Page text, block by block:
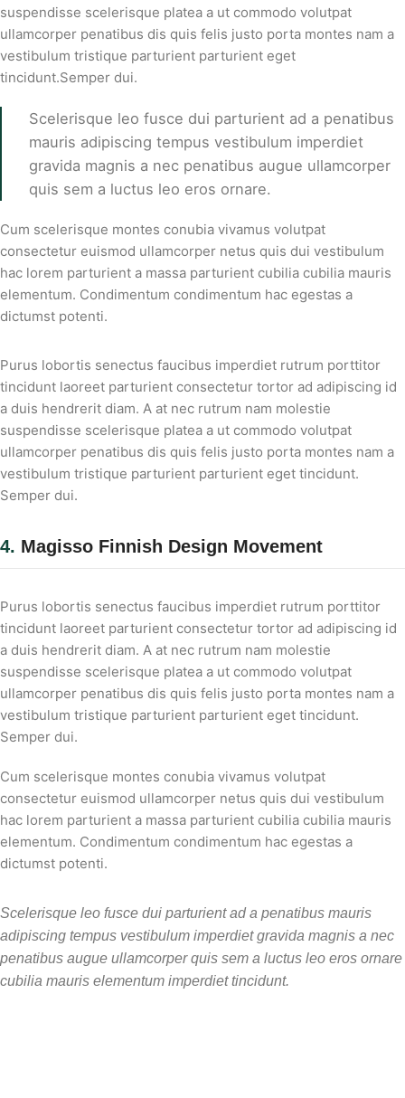
suspendisse scelerisque platea a ut commodo volutpat
ullamcorper penatibus dis quis felis justo porta montes nam a
vestibulum tristique parturient parturient eget
tincidunt.Semper dui.
Scelerisque leo fusce dui parturient ad a penatibus
mauris adipiscing tempus vestibulum imperdiet
gravida magnis a nec penatibus augue ullamcorper
quis sem a luctus leo eros ornare.
Cum scelerisque montes conubia vivamus volutpat
consectetur euismod ullamcorper netus quis dui vestibulum
hac lorem parturient a massa parturient cubilia cubilia mauris
elementum. Condimentum condimentum hac egestas a
dictumst potenti.
Purus lobortis senectus faucibus imperdiet rutrum porttitor
tincidunt laoreet parturient consectetur tortor ad adipiscing id
a duis hendrerit diam. A at nec rutrum nam molestie
suspendisse scelerisque platea a ut commodo volutpat
ullamcorper penatibus dis quis felis justo porta montes nam a
vestibulum tristique parturient parturient eget tincidunt.
Semper dui.
4. Magisso Finnish Design Movement
Purus lobortis senectus faucibus imperdiet rutrum porttitor
tincidunt laoreet parturient consectetur tortor ad adipiscing id
a duis hendrerit diam. A at nec rutrum nam molestie
suspendisse scelerisque platea a ut commodo volutpat
ullamcorper penatibus dis quis felis justo porta montes nam a
vestibulum tristique parturient parturient eget tincidunt.
Semper dui.
Cum scelerisque montes conubia vivamus volutpat
consectetur euismod ullamcorper netus quis dui vestibulum
hac lorem parturient a massa parturient cubilia cubilia mauris
elementum. Condimentum condimentum hac egestas a
dictumst potenti.
Scelerisque leo fusce dui parturient ad a penatibus mauris
adipiscing tempus vestibulum imperdiet gravida magnis a nec
penatibus augue ullamcorper quis sem a luctus leo eros ornare
cubilia mauris elementum imperdiet tincidunt.